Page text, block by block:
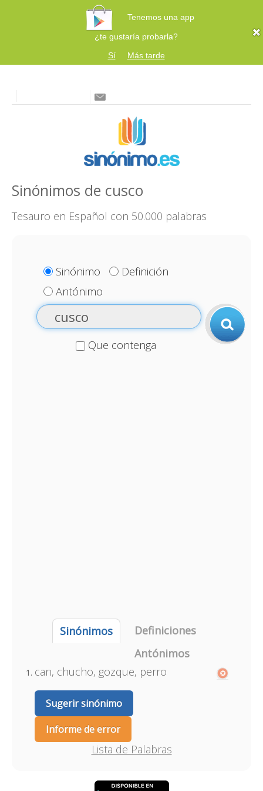
Tenemos una app
¿te gustaría probarla?
Sí
Más tarde
Sinónimos de cusco
Tesauro en Español con 50.000 palabras
Sinónimo
Definición
Antónimo
Que contenga
Sinónimos
Definiciones
Antónimos
can, chucho, gozque, perro
Sugerir sinónimo
Informe de error
Lista de Palabras